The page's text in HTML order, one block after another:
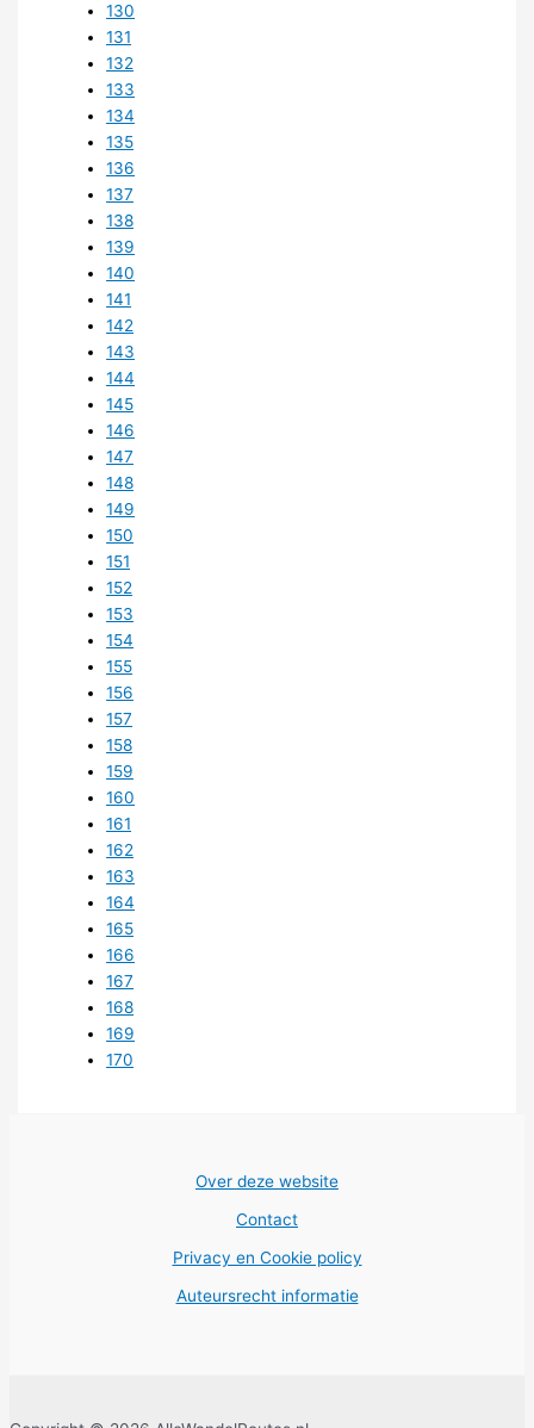
130
131
132
133
134
135
136
137
138
139
140
141
142
143
144
145
146
147
148
149
150
151
152
153
154
155
156
157
158
159
160
161
162
163
164
165
166
167
168
169
170
Over deze website
Contact
Privacy en Cookie policy
Auteursrecht informatie